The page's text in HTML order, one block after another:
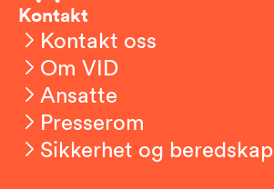
Kontakt
Kontakt oss
Om VID
Ansatte
Presserom
Sikkerhet og beredskap